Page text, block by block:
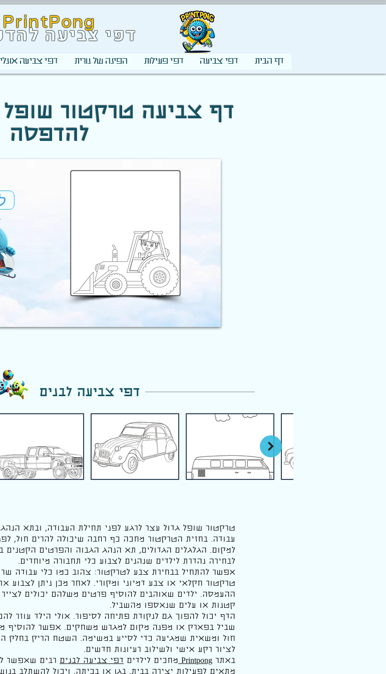
PrintPong
דפי צביעה
דף הבית דפי צביעה דפי פעילות הפינה של נורית דפי צביעה
להדפסה
דפי צביעה לבנים
טרקטור שופל גדול עצר לרגע לפני תחילת העבודה, ובתא
עבודה. בחזית הטרקטור מחכה כף רחבה שיכולה להרים חול,
למקום. הגלגלים הגדולים, תא הנהג הגבוה והפרטים הקטנים
לבחירה נהדרת לילדים שנהנים לצבוע כלי תחבורה מיוחדים.
אפשר להתחיל בבחירת צבע לטרקטור: צהוב כמו כלי עבודה
טרקטור חקלאי או צבע דמיוני ומקורי. לאחר מכן ניתן
ההעמסה. ילדים שאוהבים להוסיף פרטים משלהם יכולים
קטנות או עלים שנאספו מהשביל.
הדף יכול להפוך גם לנקודת פתיחה לסיפור. אולי הילד עוזר
שביל בפארק או מפנה מקום למגרש משחקים. אפשר להוסיף
חול ומשאית שמגיעה כדי לסייע במשימה. השטח הריק בחלק
לציור רקע אישי ולשילוב רעיונות חדשים.
באתר Printpong מחכים לילדים דפי צביעה לבנים רבים שאפשר
מתאים לפעילות יצירה בבית, בגן או בכיתה, ויכול להשתלב